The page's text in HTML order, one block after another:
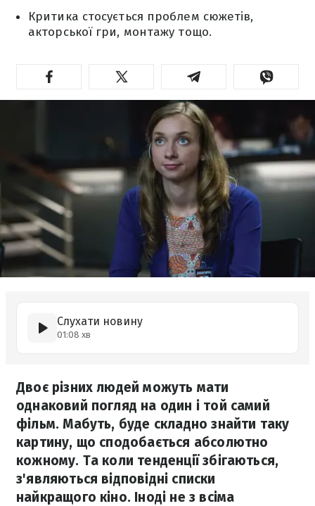
Критика стосується проблем сюжетів,
акторської гри, монтажу тощо.
Слухати новину
01:08 хв
Двоє різних людей можуть мати
однаковий погляд на один і той самий
фільм. Мабуть, буде складно знайти таку
картину, що сподобається абсолютно
кожному. Та коли тенденції збігаються,
з'являються відповідні списки
найкращого кіно. Іноді не з всіма